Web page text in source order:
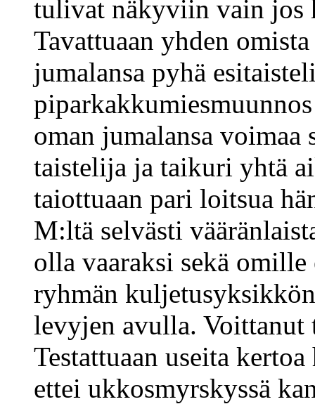
tulivat näkyviin vain jos
Tavattuaan yhden
jumalansa pyhä
oman jumalansa voimaa
taistelija ja taikuri yhtä
taiottuaan pari loitsua
M:ltä selvästi
olla vaaraksi sekä
ryhmän
levyjen avulla. Voittanut
Testattuaan useita
ettei ukkosmyrskyssä